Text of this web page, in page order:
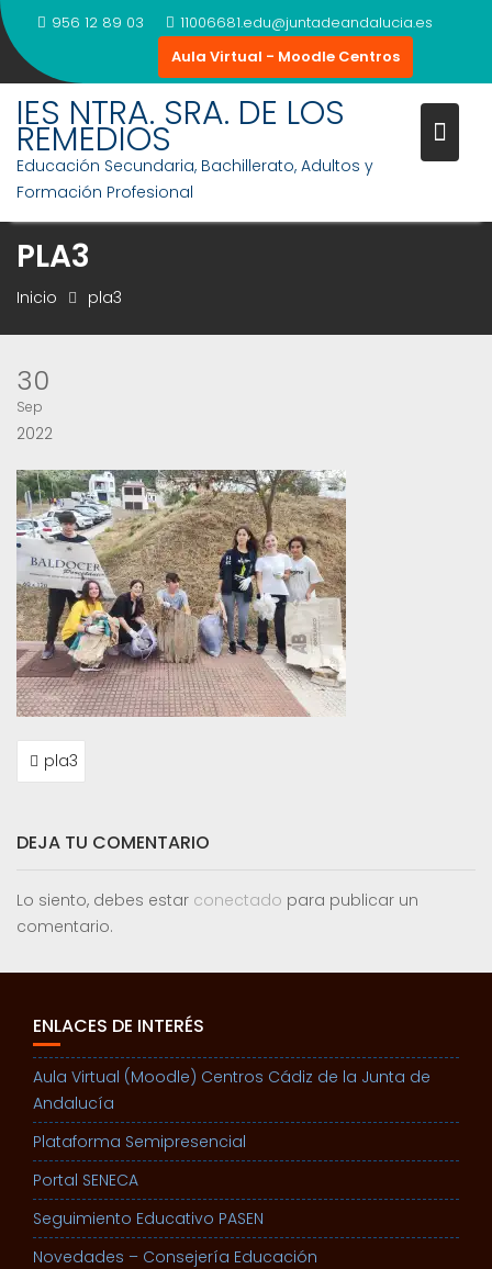
Saltar
al
contenido
956 12 89 03
11006681.edu@juntadeandalucia.es
Aula Virtual - Moodle Centros
IES NTRA. SRA. DE LOS
REMEDIOS
Educación Secundaria, Bachillerato, Adultos y
Formación Profesional
PLA3
Inicio pla3
30
Sep
2022
NAVEGACIÓN
DEpla3
DEJA TU COMENTARIO
Lo siento, debes estar conectado para publicar un
comentario.
ENLACES DE INTERÉS
Aula Virtual (Moodle) Centros Cádiz de la Junta de
Andalucía
Plataforma Semipresencial
Portal SENECA
Seguimiento Educativo PASEN
Novedades – Consejería Educación